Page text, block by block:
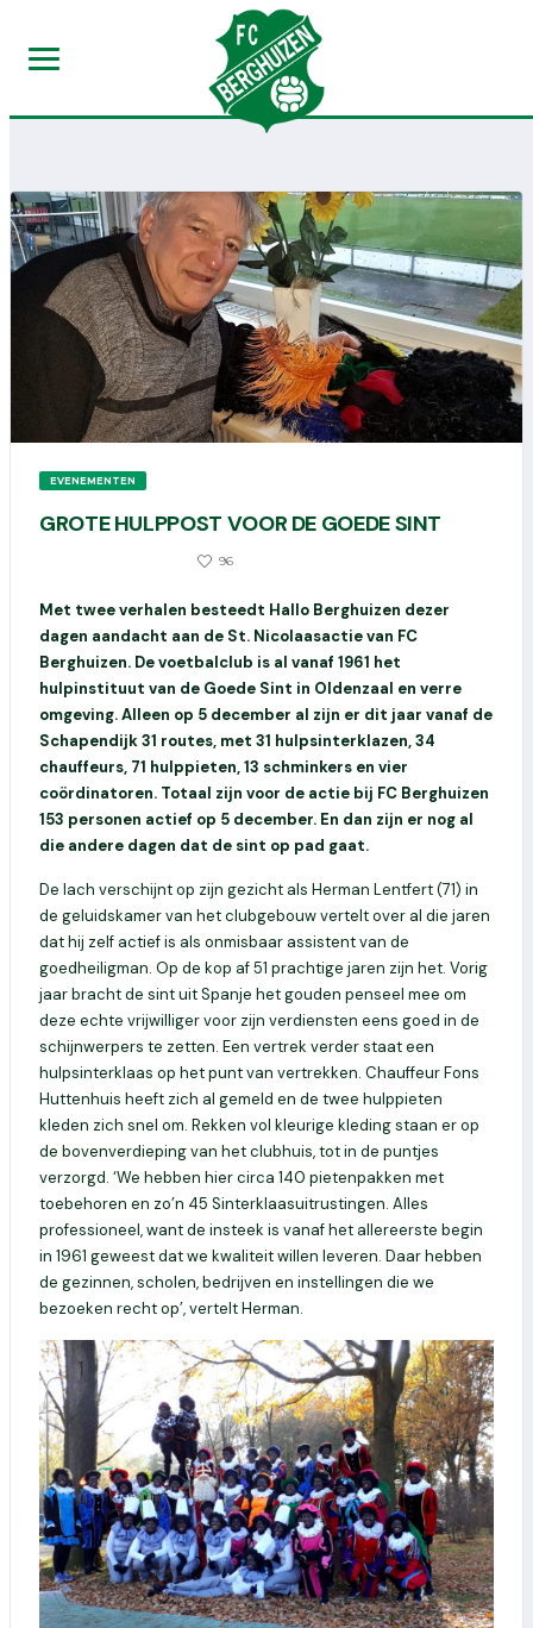
EVENEMENTEN
GROTE HULPPOST VOOR DE GOEDE SINT
96
Met twee verhalen besteedt Hallo Berghuizen dezer
dagen aandacht aan de St. Nicolaasactie van FC
Berghuizen. De voetbalclub is al vanaf 1961 het
hulpinstituut van de Goede Sint in Oldenzaal en verre
omgeving. Alleen op 5 december al zijn er dit jaar vanaf de
Schapendijk 31 routes, met 31 hulpsinterklazen, 34
chauffeurs, 71 hulppieten, 13 schminkers en vier
coördinatoren. Totaal zijn voor de actie bij FC Berghuizen
153 personen actief op 5 december. En dan zijn er nog al
die andere dagen dat de sint op pad gaat.
De lach verschijnt op zijn gezicht als Herman Lentfert (71) in
de geluidskamer van het clubgebouw vertelt over al die jaren
dat hij zelf actief is als onmisbaar assistent van de
goedheiligman. Op de kop af 51 prachtige jaren zijn het. Vorig
jaar bracht de sint uit Spanje het gouden penseel mee om
deze echte vrijwilliger voor zijn verdiensten eens goed in de
schijnwerpers te zetten. Een vertrek verder staat een
hulpsinterklaas op het punt van vertrekken. Chauffeur Fons
Huttenhuis heeft zich al gemeld en de twee hulppieten
kleden zich snel om. Rekken vol kleurige kleding staan er op
de bovenverdieping van het clubhuis, tot in de puntjes
verzorgd. ‘We hebben hier circa 140 pietenpakken met
toebehoren en zo’n 45 Sinterklaasuitrustingen. Alles
professioneel, want de insteek is vanaf het allereerste begin
in 1961 geweest dat we kwaliteit willen leveren. Daar hebben
de gezinnen, scholen, bedrijven en instellingen die we
bezoeken recht op’, vertelt Herman.